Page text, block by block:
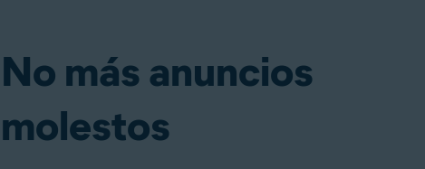
No más anuncios
molestos